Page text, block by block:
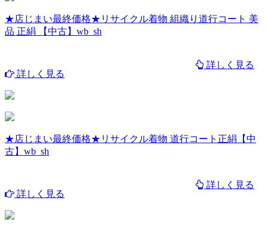
★店じまい最終価格★リサイクル着物 組織り道行コート 美
品 正絹 【中古】wb_sh
詳しく見る
詳しく見る
★店じまい最終価格★リサイクル着物 道行コート正絹【中
古】wb_sh
詳しく見る
詳しく見る